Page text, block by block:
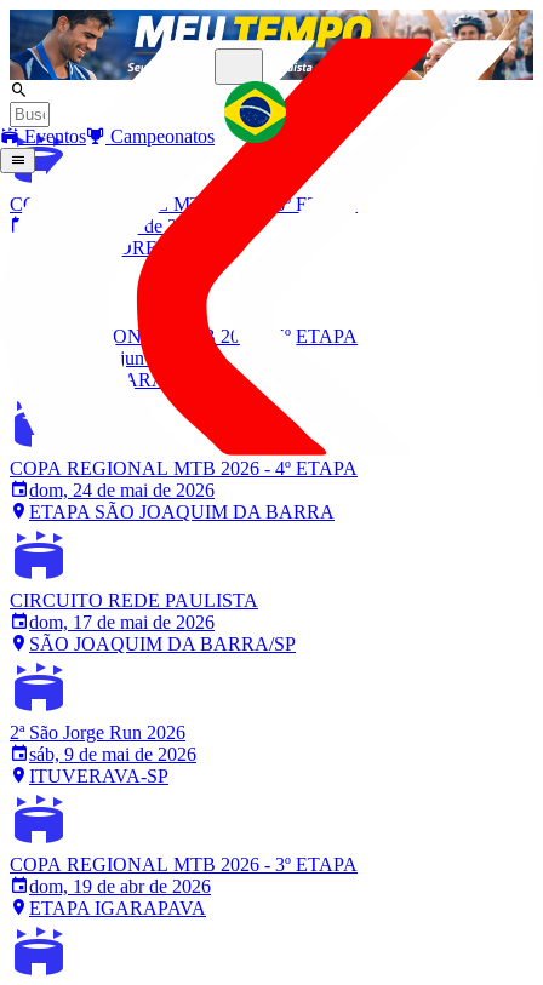
Eventos Campeonatos
COPA REGIONAL MTB 2026 - 6º ETAPA
dom, 26 de jul de 2026
ETAPA PEDREGULHO
COPA REGIONAL MTB 2026 - 5º ETAPA
dom, 21 de jun de 2026
ETAPA GUARÁ
COPA REGIONAL MTB 2026 - 4º ETAPA
dom, 24 de mai de 2026
ETAPA SÃO JOAQUIM DA BARRA
CIRCUITO REDE PAULISTA
dom, 17 de mai de 2026
SÃO JOAQUIM DA BARRA/SP
2ª São Jorge Run 2026
sáb, 9 de mai de 2026
ITUVERAVA-SP
COPA REGIONAL MTB 2026 - 3º ETAPA
dom, 19 de abr de 2026
ETAPA IGARAPAVA